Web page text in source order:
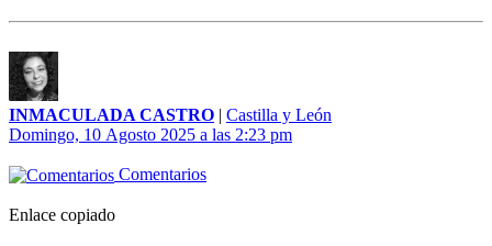
INMACULADA CASTRO | Castilla y León
Domingo, 10 Agosto 2025 a las 2:23 pm
Comentarios
Enlace copiado